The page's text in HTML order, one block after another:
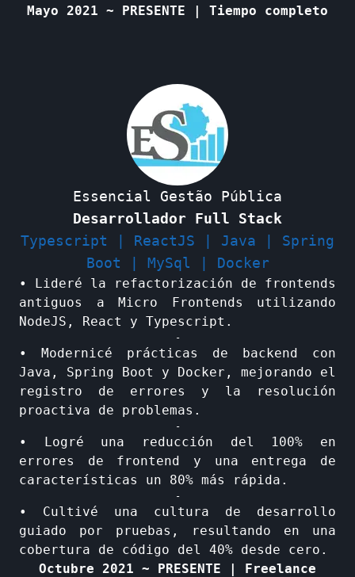
Mayo 2021 ~ PRESENTE | Tiempo completo
Essencial Gestão Pública
Desarrollador Full Stack
Typescript | ReactJS | Java | Spring
Boot | MySql | Docker
• Lideré la refactorización de frontends
antiguos a Micro Frontends utilizando
NodeJS, React y Typescript.
-
• Modernicé prácticas de backend con
Java, Spring Boot y Docker, mejorando el
registro de errores y la resolución
proactiva de problemas.
-
• Logré una reducción del 100% en
errores de frontend y una entrega de
características un 80% más rápida.
-
• Cultivé una cultura de desarrollo
guiado por pruebas, resultando en una
cobertura de código del 40% desde cero.
Octubre 2021 ~ PRESENTE | Freelance